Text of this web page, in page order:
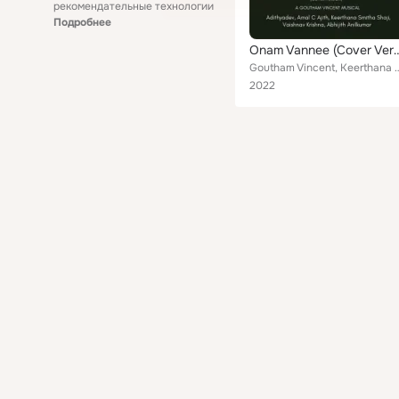
рекомендательные технологии
Подробнее
Onam
Goutham Vincent, Keerthana Smitha
2022